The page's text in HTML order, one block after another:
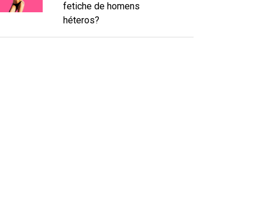
fetiche de homens
héteros?